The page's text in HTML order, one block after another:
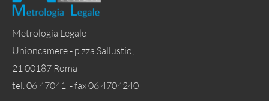
Metrologia Legale
Unioncamere - p.zza Sallustio,
21 00187 Roma
tel. 06 47041 - fax 06 4704240